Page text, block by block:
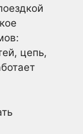
цепь,